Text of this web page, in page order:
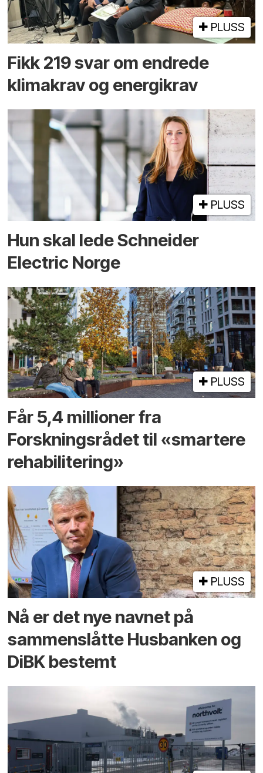
PLUSS
Fikk 219 svar om endrede
klimakrav og energikrav
PLUSS
Hun skal lede Schneider
Electric Norge
PLUSS
Får 5,4 millioner fra
Forskningsrådet til «smartere
rehabilitering»
PLUSS
Nå er det nye navnet på
sammenslåtte Husbanken og
DiBK bestemt